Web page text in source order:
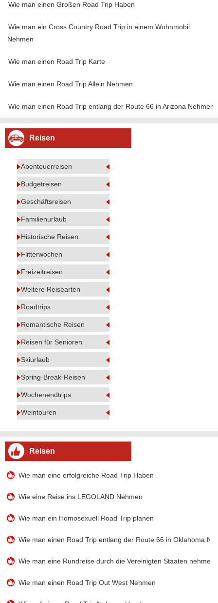
Wie man einen Großen Road Trip Haben
Wie man ein Cross Country Road Trip in einem Wohnmobil
Nehmen
Wie man einen Road Trip Karte
Wie man einen Road Trip Allein Nehmen
Wie man einen Road Trip entlang der Route 66 in Arizona Nehmen
Reisen
Abenteuerreisen
Budgetreisen
Geschäftsreisen
Familienurlaub
Historische Reisen
Flitterwochen
Freizeitreisen
Weitere Reisearten
Roadtrips
Romantische Reisen
Reisen für Senioren
Skiurlaub
Spring-Break-Reisen
Wochenendtrips
Weintouren
Reisen
Wie man eine erfolgreiche Road Trip Haben
Wie eine Reise ins LEGOLAND Nehmen
Wie man ein Homosexuell Road Trip planen
Wie man einen Road Trip entlang der Route 66 in Oklahoma
Wie man eine Rundreise durch die Vereinigten Staaten nehmen
Wie man einen Road Trip Out West Nehmen